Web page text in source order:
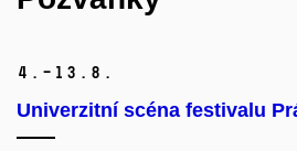
4.–13. 8.
Univerzitní scéna festivalu